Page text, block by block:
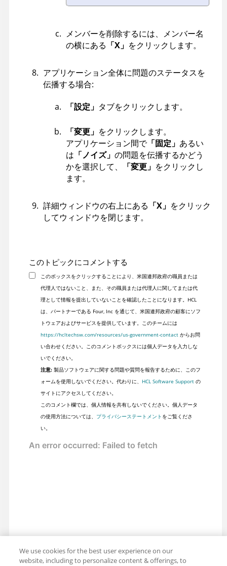
メンバーを削除するには、メンバー名
の横にある 「X」 をクリックします。
アプリケーション全体に問題のステータスを
伝播する場合:
「設定」 タブをクリックします。
「変更」 をクリックします。
アプリケーション間で「固定」 あるい
は 「ノイズ」 の問題を伝播するかどう
かを選択して、
「変更」 をクリックし
ます。
詳細ウィンドウの右上にある 「X」 をクリック
してウィンドウを閉じます。
このトピックにコメントする
このボックスをクリックすることにより、米国連邦政府の職員または
代理人ではないこと、また、その職員または代理人に関してまたは代
理として情報を提出していないことを確認したことになります。HCL
は、パートナーである Four, Inc を通じて、米国連邦政府の顧客にソフ
トウェアおよびサービスを提供しています。このチームには
https://hcltechsw.com/resources/us-government-contactからお問
い合わせください。このコメントボックスには個人データを入力しな
いでください。
注意:製品ソフトウェアに関する問題や質問を報告するために、このフ
ォームを使用しないでください。代わりに、 HCL Software Supportの
サイトにアクセスしてください。
このコメント欄では、個人情報を共有しないでください。個人データ
の使用方法については、 プライバシーステートメント をご覧くださ
い。
We use cookies for the best user experience on our
website, including to personalize content & offerings, to